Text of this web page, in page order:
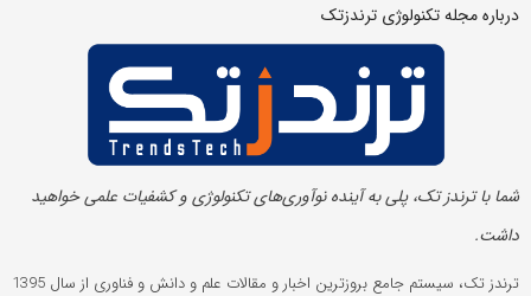
درباره مجله تکنولوژی ترندزتک
شما با ترندز تک، پلی به آینده‌ نوآوری‌های تکنولوژی و کشفیات علمی خواهید
داشت.
ترندز تک، سیستم جامع بروزترین اخبار و مقالات علم و دانش و فناوری از سال 1395